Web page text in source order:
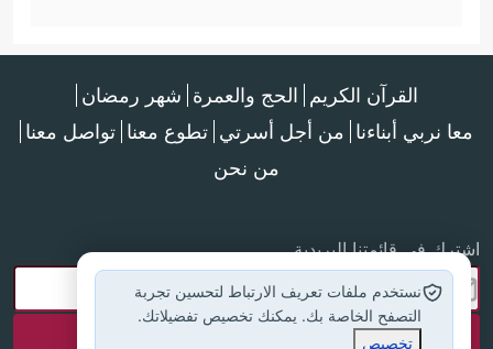
القرآن الكريم الحج والعمرة شهر رمضان
معا نربي أبناءنا من أجل أسرتي تطوع معنا تواصل معنا
من نحن
اشترك في قائمتنا البريدية
نستخدم ملفات تعريف الارتباط لتحسين تجربة
التصفح الخاصة بك. يمكنك تخصيص تفضيلاتك.
تخصيص